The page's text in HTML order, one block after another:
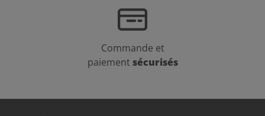
Commande et
paiement sécurisés